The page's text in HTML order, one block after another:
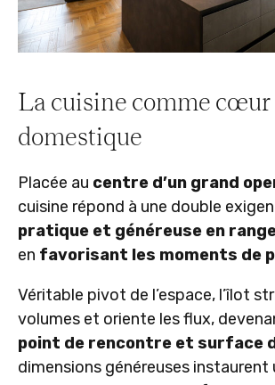
La cuisine comme cœur
domestique
Placée au centre d’un grand
cuisine répond à une double
pratique et généreuse en
en favorisant les moments de
Véritable pivot de l’espace, l’îlot
volumes et oriente les flux,
point de rencontre et surface
dimensions généreuses instaurent